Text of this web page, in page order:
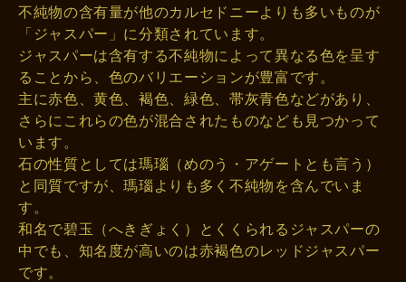
不純物の含有量が他のカルセドニーよりも多いものが
「ジャスパー」に分類されています。
ジャスパーは含有する不純物によって異なる色を呈す
ることから、色のバリエーションが豊富です。
主に赤色、黄色、褐色、緑色、帯灰青色などがあり、
さらにこれらの色が混合されたものなども見つかって
います。
石の性質としては瑪瑙（めのう・アゲートとも言う）
と同質ですが、瑪瑙よりも多く不純物を含んでいま
す。
和名で碧玉（へきぎょく）とくくられるジャスパーの
中でも、知名度が高いのは赤褐色のレッドジャスパー
です。